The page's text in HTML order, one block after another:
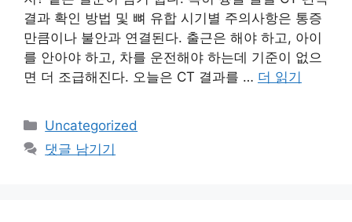
결과 확인 방법 및 뼈 유합 시기별 주의사항은 통증
만큼이나 불안과 연결된다. 출근은 해야 하고, 아이
를 안아야 하고, 차를 운전해야 하는데 기준이 없으
면 더 조급해진다. 오늘은 CT 결과를 … 더 읽기
카
테
고
Uncategorized
댓글 남기기